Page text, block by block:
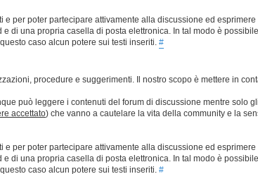
e per poter partecipare attivamente alla discussione ed
di una propria casella di posta elettronica. In tal modo è
caso alcun potere sui testi inseriti. #
procedure e suggerimenti. Il nostro scopo è mettere in
può leggere i contenuti del forum di discussione mentre solo
accettato) che vanno a cautelare la vita della community e la
e per poter partecipare attivamente alla discussione ed
di una propria casella di posta elettronica. In tal modo è
caso alcun potere sui testi inseriti. #